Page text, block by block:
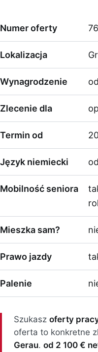
Numer oferty
Lokalizacja
Wynagrodzenie
Zlecenie dla
Termin od
Język niemiecki
Mobilność seniora
Mieszka sam?
Prawo jazdy
Palenie
Szukasz oferty
oferta to konkretne
Gerau. od 2 100 €